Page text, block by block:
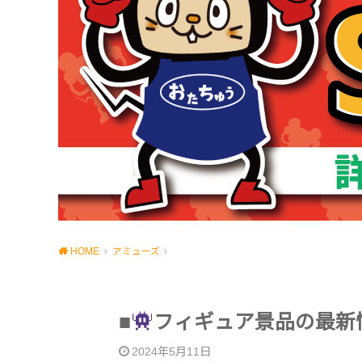
HOME アミューズ
■ フィギュア景品の最新
2024年5月11日